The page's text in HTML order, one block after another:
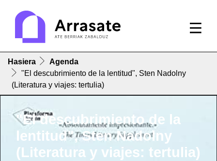
Hasiera
Agenda
"El descubrimiento de la lentitud", Sten Nadolny
(Literatura y viajes: tertulia)
"El descubrimiento de la
lentitud", Sten Nadolny
(Literatura y viajes: tertulia)